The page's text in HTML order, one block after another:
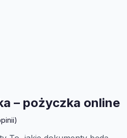
– pożyczka online